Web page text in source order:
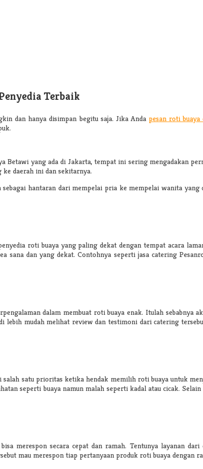
Terbaik
dan hanya disimpan begitu saja. Jika Andapesan roti buaya
Betawi yang ada di Jakarta, tempat ini sering mengadakan
daerah ini dan sekitarnya.
sebagai hantaran dari mempelai pria ke mempelai wanita
roti buaya yang paling dekat dengan tempat acara
sana dan yang dekat. Contohnya seperti jasa catering
dalam membuat roti buaya enak. Itulah
lebih mudah melihat review dan testimoni dari catering
satu prioritas ketika hendak memilih roti buaya untuk
seperti buaya namun malah seperti kadal atau cicak.
merespon secara cepat dan ramah. Tentunya layanan
mau merespon tiap pertanyaan produk roti buaya dengan